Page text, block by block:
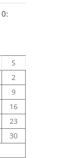
S
2
9
16
23
30